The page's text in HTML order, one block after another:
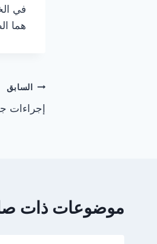
في
هما
تصفّح
السابق
إجراءات
موضوعات ذات